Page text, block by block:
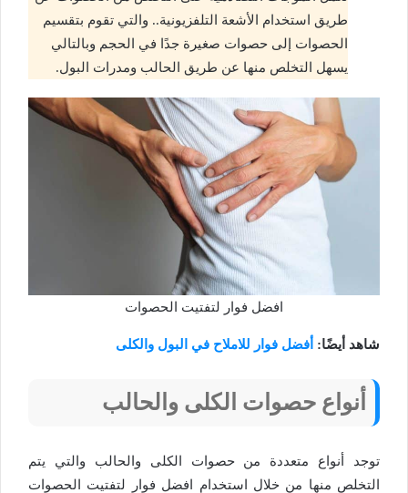
طريق استخدام الأشعة التلفزيونية.. والتي تقوم بتقسيم
الحصوات إلى حصوات صغيرة جدًا في الحجم وبالتالي
يسهل التخلص منها عن طريق الحالب ومدرات البول.
افضل فوار لتفتيت الحصوات
شاهد أيضًا: أفضل فوار للاملاح في البول والكلى
أنواع حصوات الكلى والحالب
توجد أنواع متعددة من حصوات الكلى والحالب والتي يتم
التخلص منها من خلال استخدام افضل فوار لتفتيت الحصوات